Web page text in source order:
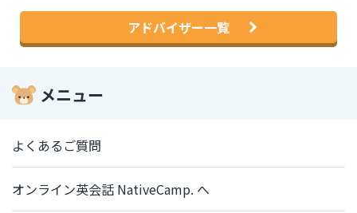
アドバイザー一覧
メニュー
よくあるご質問
オンライン英会話 NativeCamp. へ